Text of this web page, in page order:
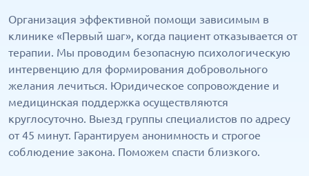
Организация эффективной помощи зависимым в
клинике «Первый шаг», когда пациент отказывается от
терапии. Мы проводим безопасную психологическую
интервенцию для формирования добровольного
желания лечиться. Юридическое сопровождение и
медицинская поддержка осуществляются
круглосуточно. Выезд группы специалистов по адресу
от 45 минут. Гарантируем анонимность и строгое
соблюдение закона. Поможем спасти близкого.